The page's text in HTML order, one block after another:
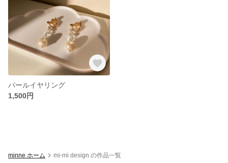
パールイヤリング
1,500円
minne ホーム mi-mi design の作品一覧